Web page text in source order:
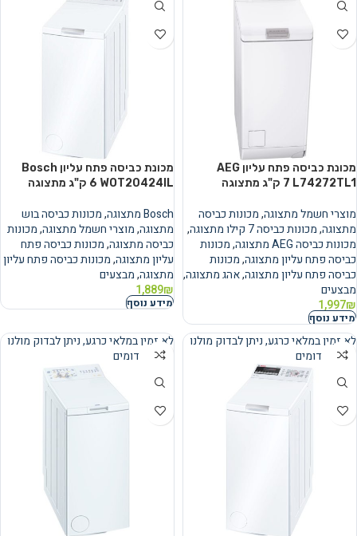
מכונת כביסה פתח עליון AEG
L74272TL1 ‏7 ‏ק"ג מתצוגה
מוצרי חשמל מתצוגה,מכונות כביסה
מתצוגה,מכונות כביסה 7 קילו מתצוגה
,
מכונות כביסה AEG מתצוגה
,מכונות
כביסה פתח עליון מתצוגה,מכונות
כביסה פתח עליון מתצוגה,אהג מתצוגה,
מבצעים
1,997₪
מידע נוסף
מכונת כביסה פתח עליון Bosch
WOT20424IL ‏6 ‏ק"ג מתצוגה
Bosch מתצוגה ,מכונות כביסה בוש
מתצוגה,מוצרי חשמל מתצוגה,מכונות
כביסה מתצוגה,מכונות כביסה פתח
עליון מתצוגה,מכונות כביסה פתח עליון
מתצוגה,מבצעים
1,889₪
מידע נוסף
נמכר
לא זמין במלאי כרגע, ניתן לבדוק מולנו
מוצרים דומים
נמכר
לא זמין במלאי כרגע, ניתן לבדוק מולנו
מוצרים דומים